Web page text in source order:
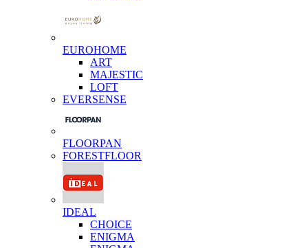
EUROHOME
ART
MAJESTIC
LOFT
EVERSENSE
FLOORPAN
FORESTFLOOR
IDEAL
CHOICE
ENIGMA